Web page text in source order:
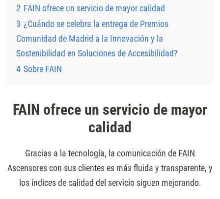
2 FAIN ofrece un servicio de mayor calidad
3 ¿Cuándo se celebra la entrega de Premios
Comunidad de Madrid a la Innovación y la
Sostenibilidad en Soluciones de Accesibilidad?
4 Sobre FAIN
FAIN ofrece un servicio de mayor
calidad
Gracias a la tecnología, la comunicación de FAIN
Ascensores con sus clientes es más fluida y transparente, y
los índices de calidad del servicio siguen mejorando.